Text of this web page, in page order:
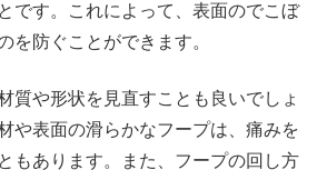
です。これによって、表面のでこぼ
を防ぐことができます。
質や形状を見直すことも良いでしょ
や表面の滑らかなフープは、痛みを
もあります。また、フープの回し方